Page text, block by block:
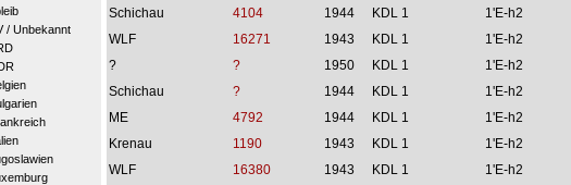
/ Unbekannt
Schichau
4104 1944 KDL 1 1'E-h2
WLF
16271 1943 KDL 1 1'E-h2
?
? 1950 KDL 1 1'E-h2
Schichau
? 1944 KDL 1 1'E-h2
ME
4792 1944 KDL 1 1'E-h2
Krenau
1190 1943 KDL 1 1'E-h2
WLF
16380 1943 KDL 1 1'E-h2